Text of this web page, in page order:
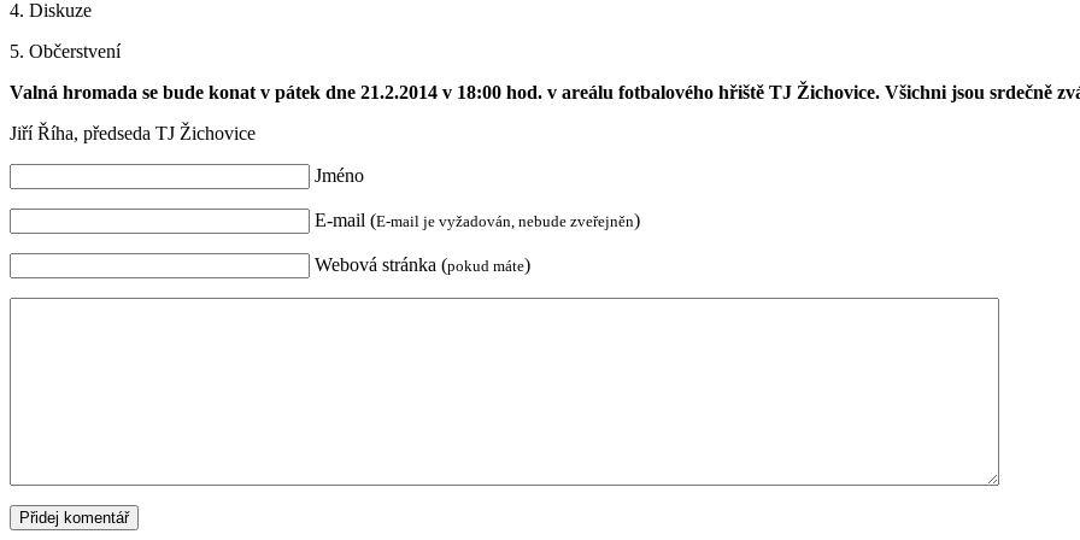
4. Diskuze
5. Občerstvení
Valná hromada se bude konat v pátek dne 21.2.2014 v 18:00 hod. v areálu fotbalového hřiště TJ Žichovice. Všichni jsou srdečně
Jiří Říha, předseda TJ Žichovice
Jméno
E-mail (E-mail je vyžadován, nebude zveřejněn)
Webová stránka (pokud máte)